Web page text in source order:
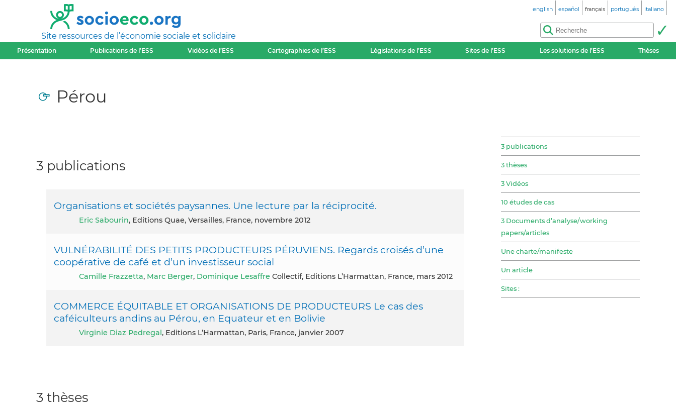
Site ressources de l’économie sociale et solidaire
english español français português italiano
Présentation Publications de l’ESS Vidéos de l’ESS Cartographies de l’ESS Législations de l’ESS Sites de l’ESS Les solutions de l’ESS Thèses
Pérou
3 publications
3 thèses
3 Vidéos
10 études de cas
3 Documents d’analyse/working
papers/articles
Une charte/manifeste
Un article
Sites :
3 publications
Organisations et sociétés paysannes. Une lecture par la réciprocité.
Eric Sabourin, Editions Quae, Versailles, France, novembre 2012
VULNÉRABILITÉ DES PETITS PRODUCTEURS PÉRUVIENS. Regards croisés d’une
coopérative de café et d’un investisseur social
Camille Frazzetta, Marc Berger, Dominique Lesaffre Collectif, Editions L’Harmattan, France, mars 2012
COMMERCE ÉQUITABLE ET ORGANISATIONS DE PRODUCTEURS Le cas des
caféiculteurs andins au Pérou, en Equateur et en Bolivie
Virginie Diaz Pedregal, Editions L’Harmattan, Paris, France, janvier 2007
3 thèses